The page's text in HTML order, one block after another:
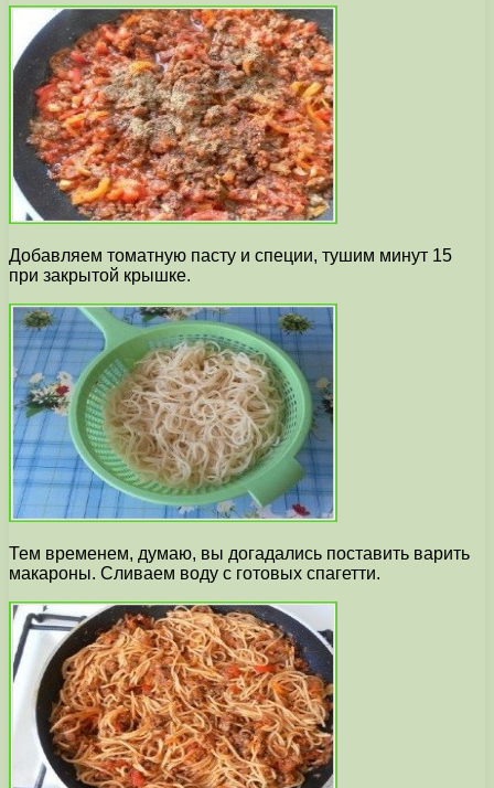
Добавляем томатную пасту и специи, тушим минут 15
при закрытой крышке.
Тем временем, думаю, вы догадались поставить варить
макароны. Сливаем воду с готовых спагетти.